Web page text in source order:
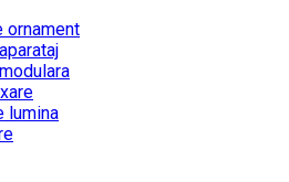
ornament
lumina